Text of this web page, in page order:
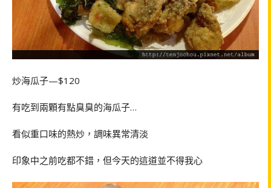
炒海瓜子—$120
有吃到兩顆有點臭臭的海瓜子…
看似重口味的熱炒，調味異常清淡
印象中之前吃都不錯，但今天的這道並不得我心